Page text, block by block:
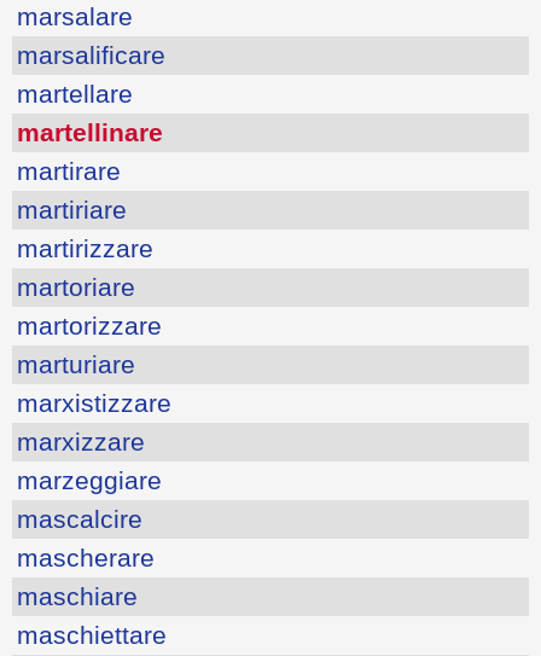
marsalare
marsalificare
martellare
martellinare
martirare
martiriare
martirizzare
martoriare
martorizzare
marturiare
marxistizzare
marxizzare
marzeggiare
mascalcire
mascherare
maschiare
maschiettare